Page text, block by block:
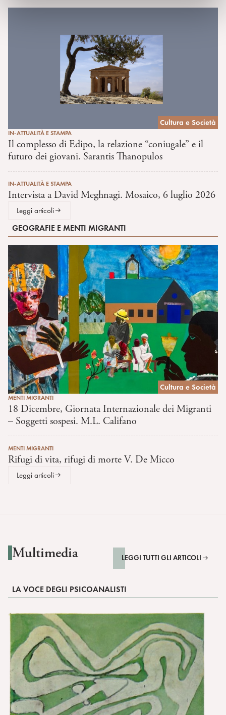
Cultura e Società
IN-ATTUALITÀ E STAMPA
Il complesso di Edipo, la relazione “coniugale” e il
futuro dei giovani. Sarantis Thanopulos
IN-ATTUALITÀ E STAMPA
Intervista a David Meghnagi. Mosaico, 6 luglio 2026
Leggi articoli
GEOGRAFIE E MENTI MIGRANTI
Cultura e Società
MENTI MIGRANTI
18 Dicembre, Giornata Internazionale dei Migranti
– Soggetti sospesi. M.L. Califano
MENTI MIGRANTI
Rifugi di vita, rifugi di morte V. De Micco
Leggi articoli
Multimedia LEGGI TUTTI GLI ARTICOLI
LA VOCE DEGLI PSICOANALISTI